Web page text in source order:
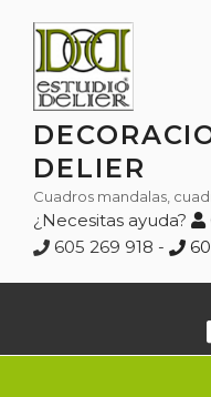
contenido
DELIER
Cuadros mandalas,
¿Necesitas ayuda?
605 269 918 -